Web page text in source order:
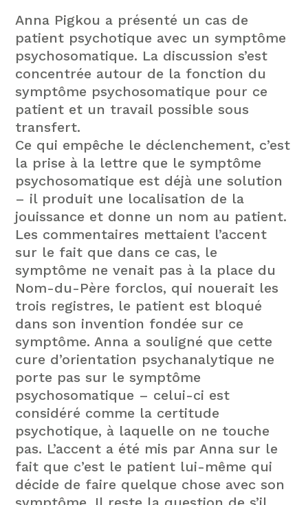
Anna Pigkou a présenté un cas de
patient psychotique avec un symptôme
psychosomatique. La discussion s’est
concentrée autour de la fonction du
symptôme psychosomatique pour ce
patient et un travail possible sous
transfert.
Ce qui empêche le déclenchement, c’est
la prise à la lettre que le symptôme
psychosomatique est déjà une solution
– il produit une localisation de la
jouissance et donne un nom au patient.
Les commentaires mettaient l’accent
sur le fait que dans ce cas, le
symptôme ne venait pas à la place du
Nom-du-Père forclos, qui nouerait les
trois registres, le patient est bloqué
dans son invention fondée sur ce
symptôme. Anna a souligné que cette
cure d’orientation psychanalytique ne
porte pas sur le symptôme
psychosomatique – celui-ci est
considéré comme la certitude
psychotique, à laquelle on ne touche
pas. L’accent a été mis par Anna sur le
fait que c’est le patient lui-même qui
décide de faire quelque chose avec son